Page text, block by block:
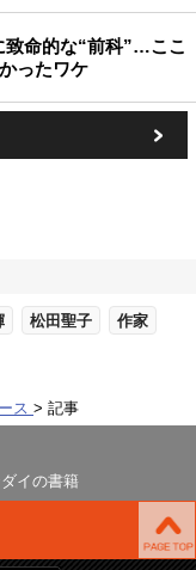
致命的な“前科”…ここ
ったワケ
松田聖子 作家
ス 記事
イの書籍